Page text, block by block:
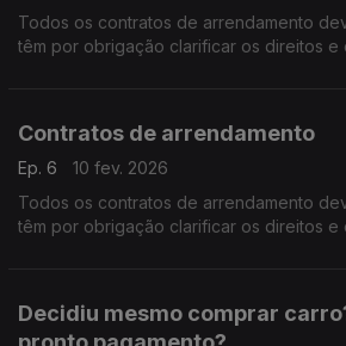
Todos os contratos de arrendamento
têm por obrigação clarificar os direitos e
Contratos de arrendamento
Ep. 6
10 fev. 2026
Todos os contratos de arrendamento
têm por obrigação clarificar os direitos e
arrendamento é um passo vital para o
Decidiu mesmo comprar